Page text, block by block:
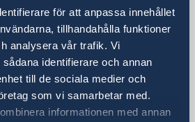
för att anpassa innehållet
tillhandahålla funktioner
analysera vår trafik. Vi
identifierare och annan
till de sociala medier och
som vi samarbetar med.
informationen med annan
har inte öppet för
kontakta oss via epost